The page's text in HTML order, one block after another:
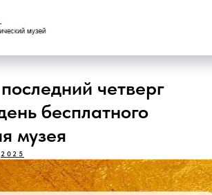
четверг
бесплатного
музея
2025